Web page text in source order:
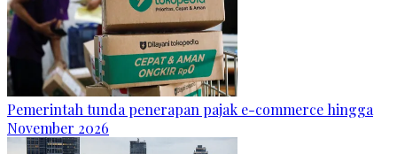
Pemerintah tunda penerapan pajak e-commerce hingga
November 2026